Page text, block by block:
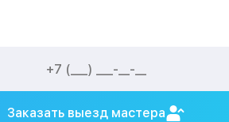
Заказать выезд мастера